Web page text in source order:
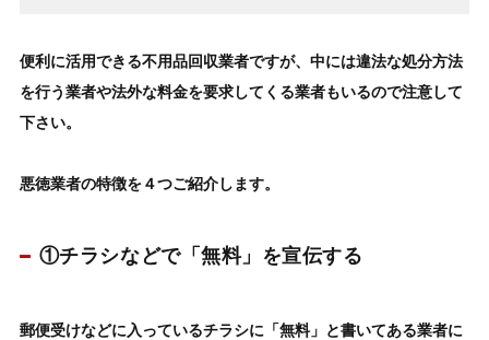
便利に活用できる不用品回収業者ですが、中には違法な処分方法
を行う業者や法外な料金を要求してくる業者もいるので注意して
下さい。
悪徳業者の特徴を４つご紹介します。
①チラシなどで「無料」を宣伝する
郵便受けなどに入っているチラシに「無料」と書いてある業者に